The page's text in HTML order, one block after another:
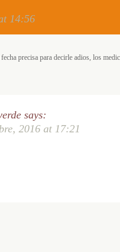
14:56
precisa para decirle adios, los
says:
2016 at 17:21